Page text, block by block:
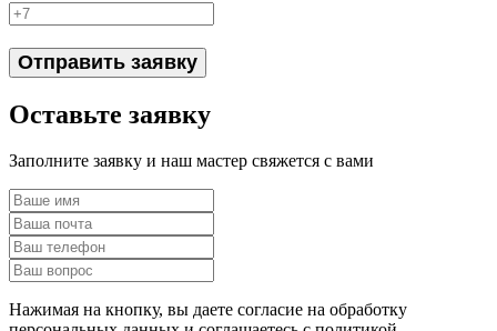
Отправить заявку
Оставьте заявку
Заполните заявку и наш мастер свяжется с вами
Нажимая на кнопку, вы даете согласие на обработку